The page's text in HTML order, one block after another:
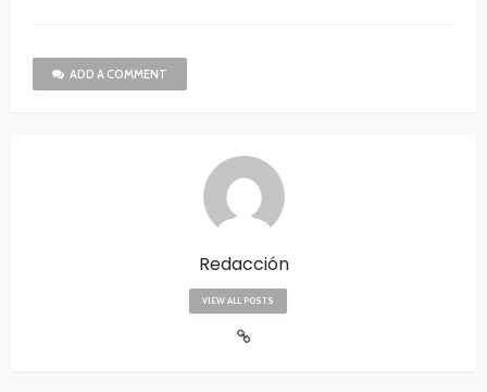
ADD A COMMENT
Redacción
VIEW ALL POSTS